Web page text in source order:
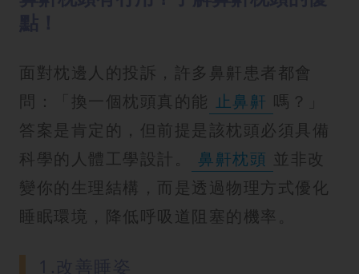
面對枕邊人的投訴，許多鼻鼾患者都會
問：「換一個枕頭真的能 止鼻鼾 嗎？」
答案是肯定的，但前提是該枕頭必須具備
科學的人體工學設計。
鼻鼾枕頭 並非改
變你的生理結構，而是透過物理方式優化
睡眠環境，降低呼吸道阻塞的機率。